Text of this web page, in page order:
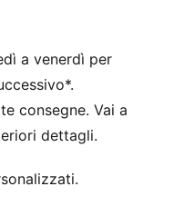
a venerdì per
consegne. Vai a
dettagli.